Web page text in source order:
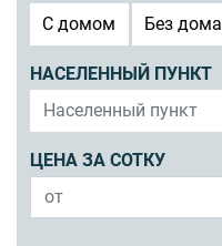
C домом
Без дома
НАСЕЛЕННЫЙ ПУНКТ
ЦЕНА ЗА СОТКУ